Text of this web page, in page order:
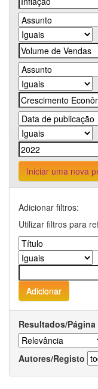
Iniciar uma nova
Adicionar filtros:
Utilizar filtros para
Resultados/Página
Autores/Registo